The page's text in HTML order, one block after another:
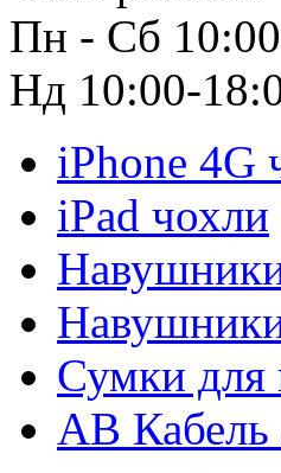
Пн - Сб
Нд 10:00-
iPhone 4G
iPad чохли
Сумки для
АВ Кабель